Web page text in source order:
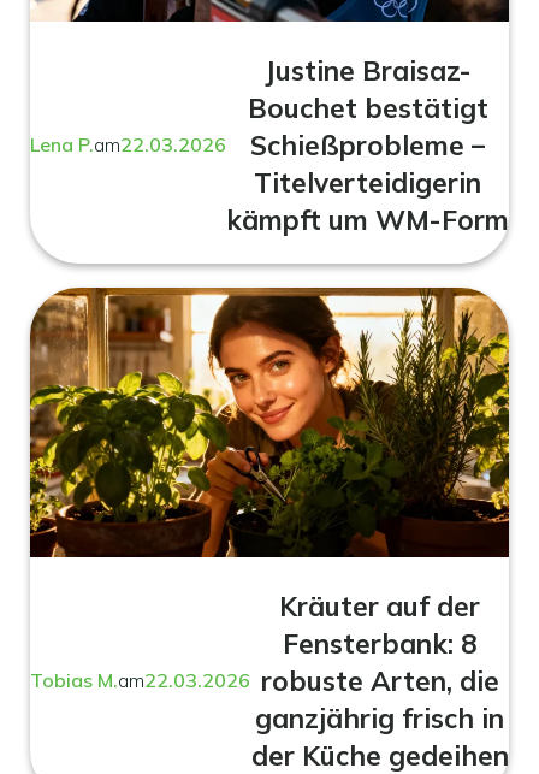
Lena P.am22.03.2026
Justine Braisaz-
Bouchet bestätigt
Schießprobleme –
Titelverteidigerin
kämpft um WM-Form
Tobias M.am22.03.2026
Kräuter auf der
Fensterbank: 8
robuste Arten, die
ganzjährig frisch in
der Küche gedeihen